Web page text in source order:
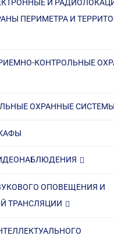
И
ПЕРИМЕТРА И
КОНТРОЛЬНЫЕ
ОХРАННЫЕ СИСТЕМЫ
ОПОВЕЩЕНИЯ И
ТРАНСЛЯЦИИ